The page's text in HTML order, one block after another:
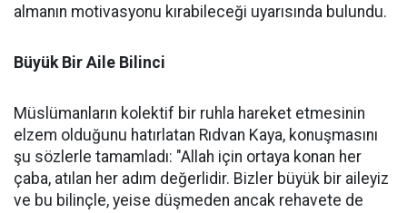
almanın motivasyonu kırabileceği uyarısında bulundu.
Büyük Bir Aile Bilinci
Müslümanların kolektif bir ruhla hareket etmesinin
elzem olduğunu hatırlatan Rıdvan Kaya, konuşmasını
şu sözlerle tamamladı: "Allah için ortaya konan her
çaba, atılan her adım değerlidir. Bizler büyük bir aileyiz
ve bu bilinçle, yeise düşmeden ancak rehavete de